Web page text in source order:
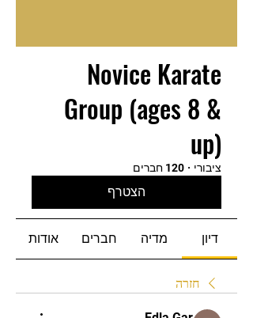
Novice Karate
Group (ages 8 &
up)
ציבורי · 120 חברים
הצטרף
דיון מדיה חברים אודות
חזרה